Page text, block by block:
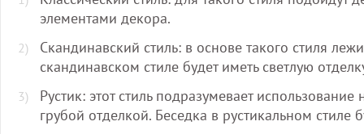
элементами декора.
Скандинавский стиль: в основе такого стиля
скандинавском стиле будет иметь светлую
Рустик: этот стиль подразумевает
грубой отделкой. Беседка в рустикальном стиле